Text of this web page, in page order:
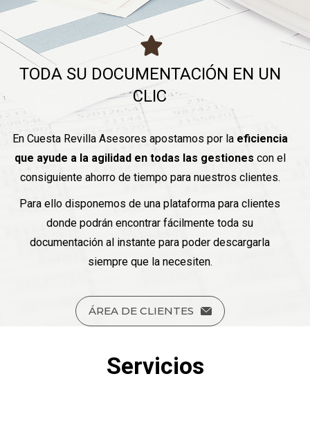
TODA SU DOCUMENTACIÓN EN UN
CLIC
En Cuesta Revilla Asesores apostamos por la eficiencia
que ayude a la agilidad en todas las gestiones con el
consiguiente ahorro de tiempo para nuestros clientes.
Para ello disponemos de una plataforma para clientes
donde podrán encontrar fácilmente toda su
documentación al instante para poder descargarla
siempre que la necesiten.
ÁREA DE CLIENTES
Servicios